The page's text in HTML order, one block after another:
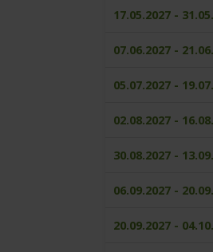
17.05.2027 -
07.06.2027 -
05.07.2027 -
02.08.2027 -
30.08.2027 -
06.09.2027 -
20.09.2027 -